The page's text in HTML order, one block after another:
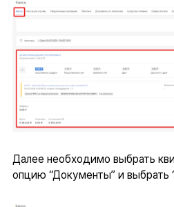
Далее необходимо выбрать
опцию “Документы” и выбрать